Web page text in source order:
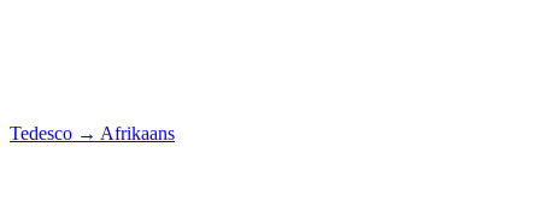
Tedesco → Afrikaans